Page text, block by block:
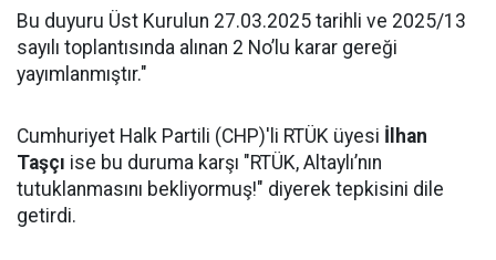
Bu duyuru Üst Kurulun 27.03.2025 tarihli ve 2025/13
sayılı toplantısında alınan 2 No’lu karar gereği
yayımlanmıştır."
Cumhuriyet Halk Partili (CHP)'li RTÜK üyesi İlhan
Taşçı ise bu duruma karşı "RTÜK, Altaylı’nın
tutuklanmasını bekliyormuş!" diyerek tepkisini dile
getirdi.